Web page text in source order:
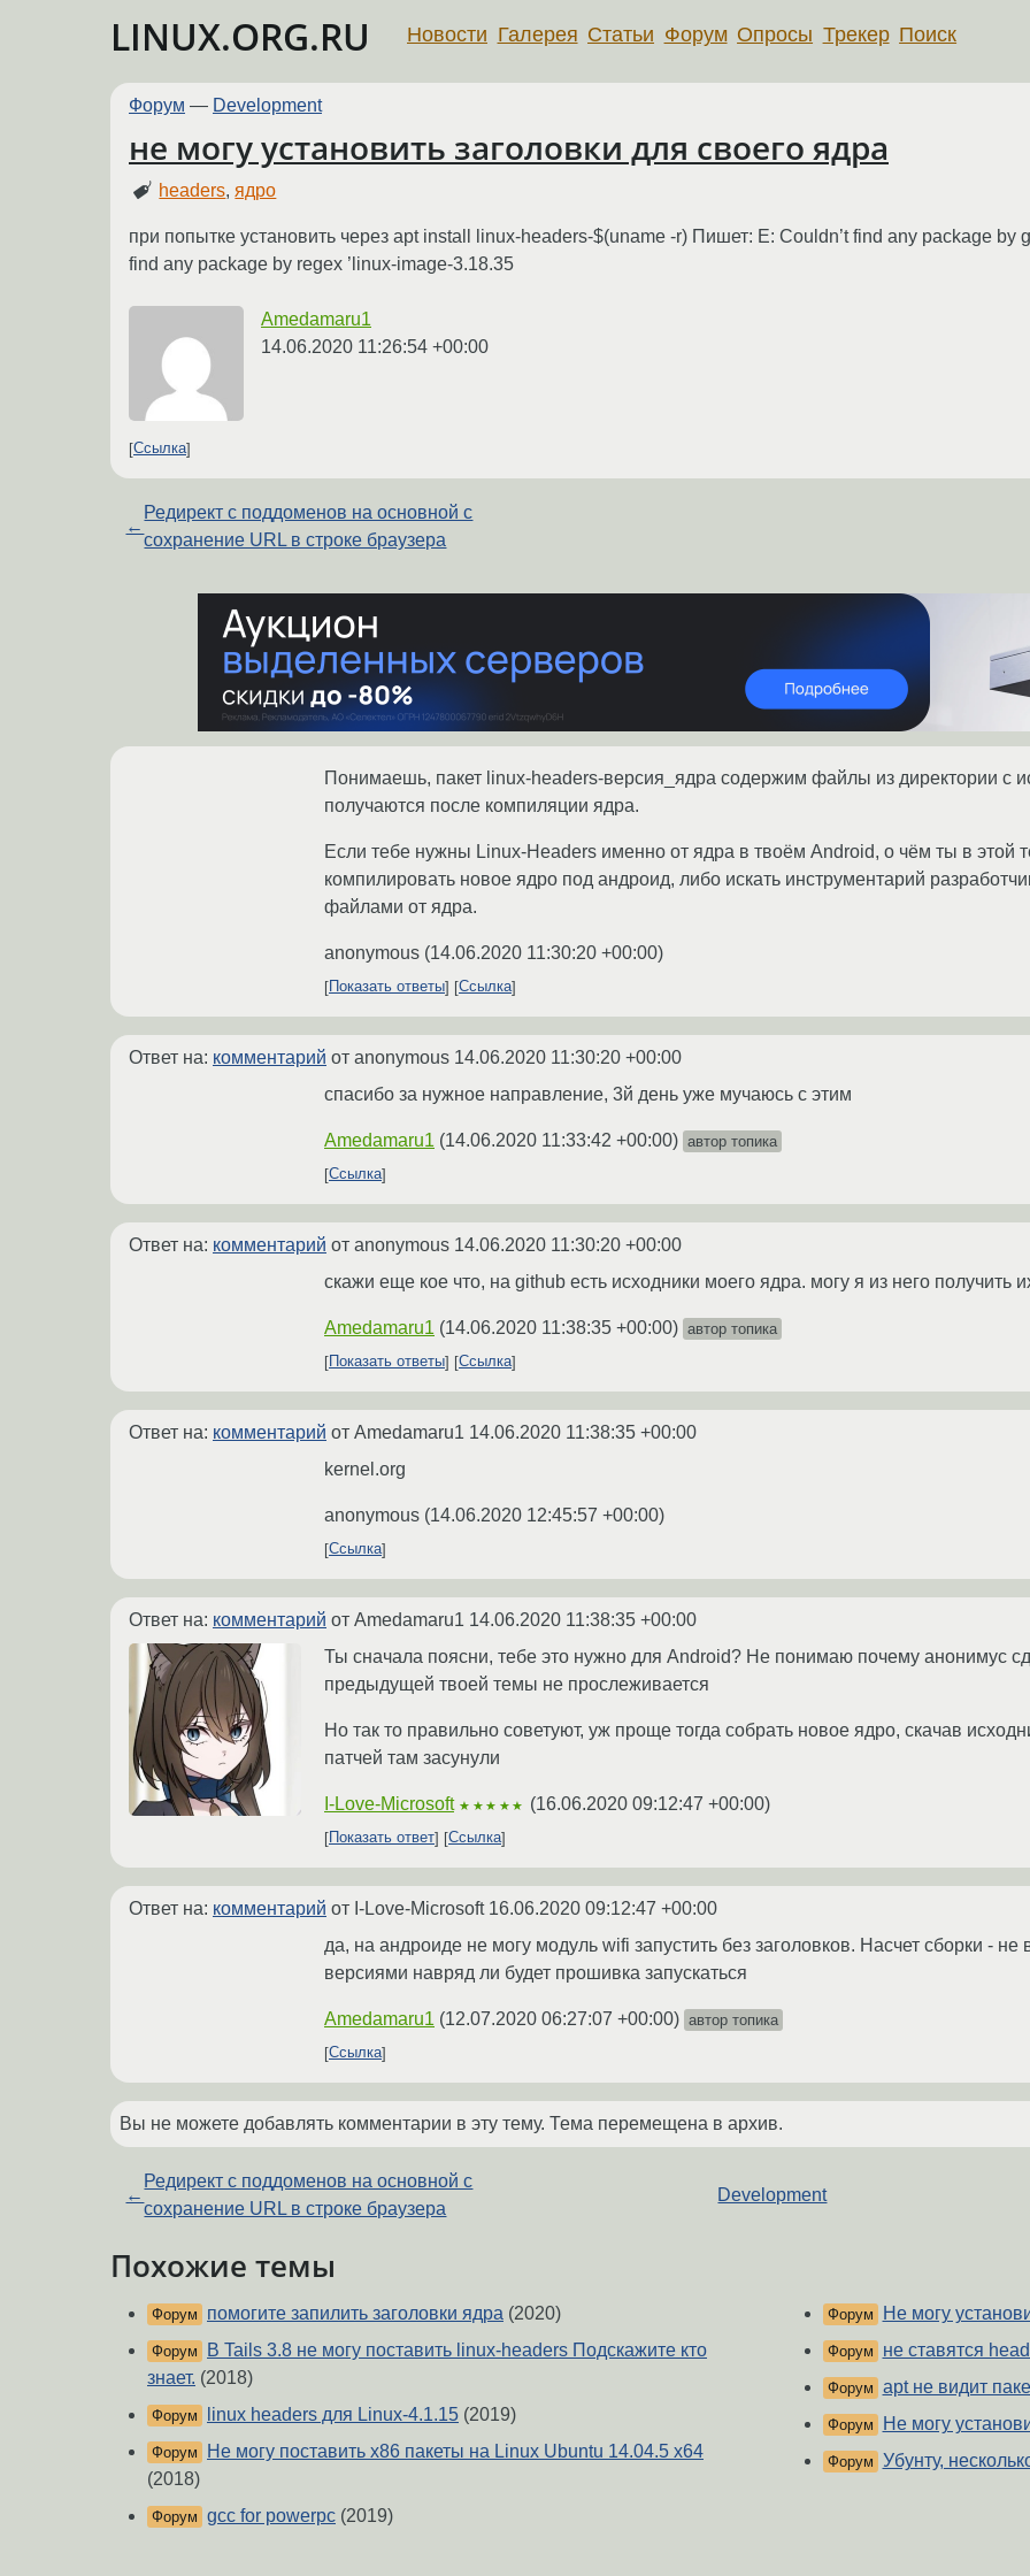
LINUX.ORG.RU Новости Галерея Статьи Форум Опросы Трекер Поиск
Форум — Development
не могу установить заголовки для своего ядра
headers, ядро
при попытке установить через apt install linux-headers-$(uname -r) Пишет: E: Couldn’t find any package by
find any package by regex ’linux-image-3.18.35
Amedamaru1
14.06.2020 11:26:54 +00:00
Ссылка
←
Редирект с поддоменов на основной с
сохранение URL в строке браузера
Понимаешь, пакет linux-headers-версия_ядра содержим файлы из директории с
получаются после компиляции ядра.
Если тебе нужны Linux-Headers именно от ядра в твоём Android, о чём ты в этой
компилировать новое ядро под андроид, либо искать инструментарий
файлами от ядра.
anonymous (14.06.2020 11:30:20 +00:00)
Показать ответы Ссылка
Ответ на: комментарий от anonymous 14.06.2020 11:30:20 +00:00
спасибо за нужное направление, 3й день уже мучаюсь с этим
Amedamaru1 (14.06.2020 11:33:42 +00:00) автор топика
Ссылка
Ответ на: комментарий от anonymous 14.06.2020 11:30:20 +00:00
скажи еще кое что, на github есть исходники моего ядра. могу я из него получить
Amedamaru1 (14.06.2020 11:38:35 +00:00) автор топика
Показать ответы
Ссылка
Ответ на: комментарий от Amedamaru1 14.06.2020 11:38:35 +00:00
kernel.org
anonymous (14.06.2020 12:45:57 +00:00)
Ссылка
Ответ на: комментарий от Amedamaru1 14.06.2020 11:38:35 +00:00
Ты сначала поясни, тебе это нужно для Android? Не понимаю почему анонимус
предыдущей твоей темы не прослеживается
Но так то правильно советуют, уж проще тогда собрать новое ядро, скачав
патчей там засунули
I-Love-Microsoft ★★★★★ (16.06.2020 09:12:47 +00:00)
Показать ответ Ссылка
Ответ на: комментарий от I-Love-Microsoft 16.06.2020 09:12:47 +00:00
да, на андроиде не могу модуль wifi запустить без заголовков. Насчет сборки -
версиями навряд ли будет прошивка запускаться
Amedamaru1 (12.07.2020 06:27:07 +00:00) автор топика
Ссылка
Вы не можете добавлять комментарии в эту тему. Тема перемещена в архив.
←
Редирект с поддоменов на основной с
сохранение URL в строке браузера
Development
Похожие темы
Форум помогите запилить заголовки ядра (2020)
Форум
В Tails 3.8 не могу поставить linux-headers Подскажите кто
знает. (2018)
Форум linux headers для Linux-4.1.15 (2019)
Форум
Не могу поставить x86 пакеты на Linux Ubuntu 14.04.5 x64
(2018)
Форум gcc for powerpc (2019)
Форум Не могу
Форум не ставятся
Форум apt не видит
Форум Не могу
Форум Убунту,